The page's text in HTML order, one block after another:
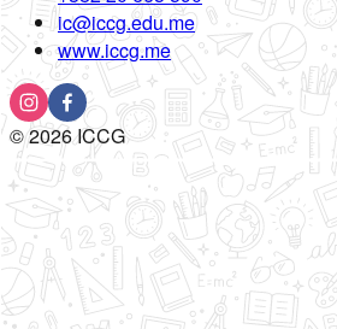
ic@iccg.edu.me
www.iccg.me
©2026ICCG